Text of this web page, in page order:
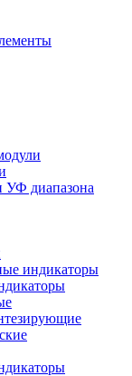
диапазона
индикаторы